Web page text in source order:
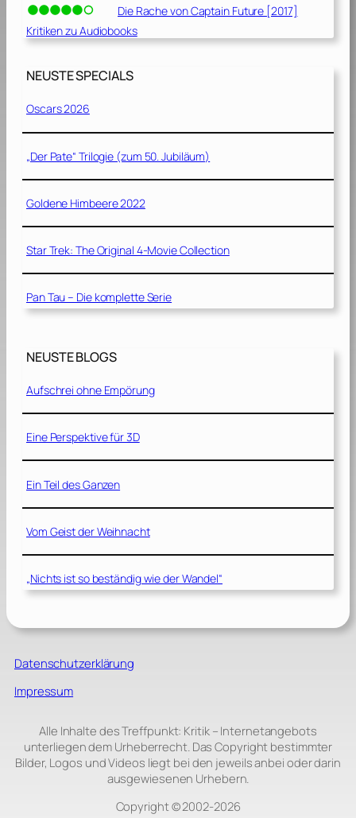
Die Rache von Captain Future [2017]
Kritiken zu Audiobooks
NEUSTE SPECIALS
Oscars 2026
„Der Pate“ Trilogie (zum 50. Jubiläum)
Goldene Himbeere 2022
Star Trek: The Original 4-Movie Collection
Pan Tau – Die komplette Serie
NEUSTE BLOGS
Aufschrei ohne Empörung
Eine Perspektive für 3D
Ein Teil des Ganzen
Vom Geist der Weihnacht
„Nichts ist so beständig wie der Wandel“
Datenschutzerklärung
Impressum
Alle Inhalte des Treffpunkt: Kritik – Internetangebots
unterliegen dem Urheberrecht. Das Copyright bestimmter
Bilder, Logos und Videos liegt bei den jeweils anbei oder darin
ausgewiesenen Urhebern.
Copyright © 2002‑2026